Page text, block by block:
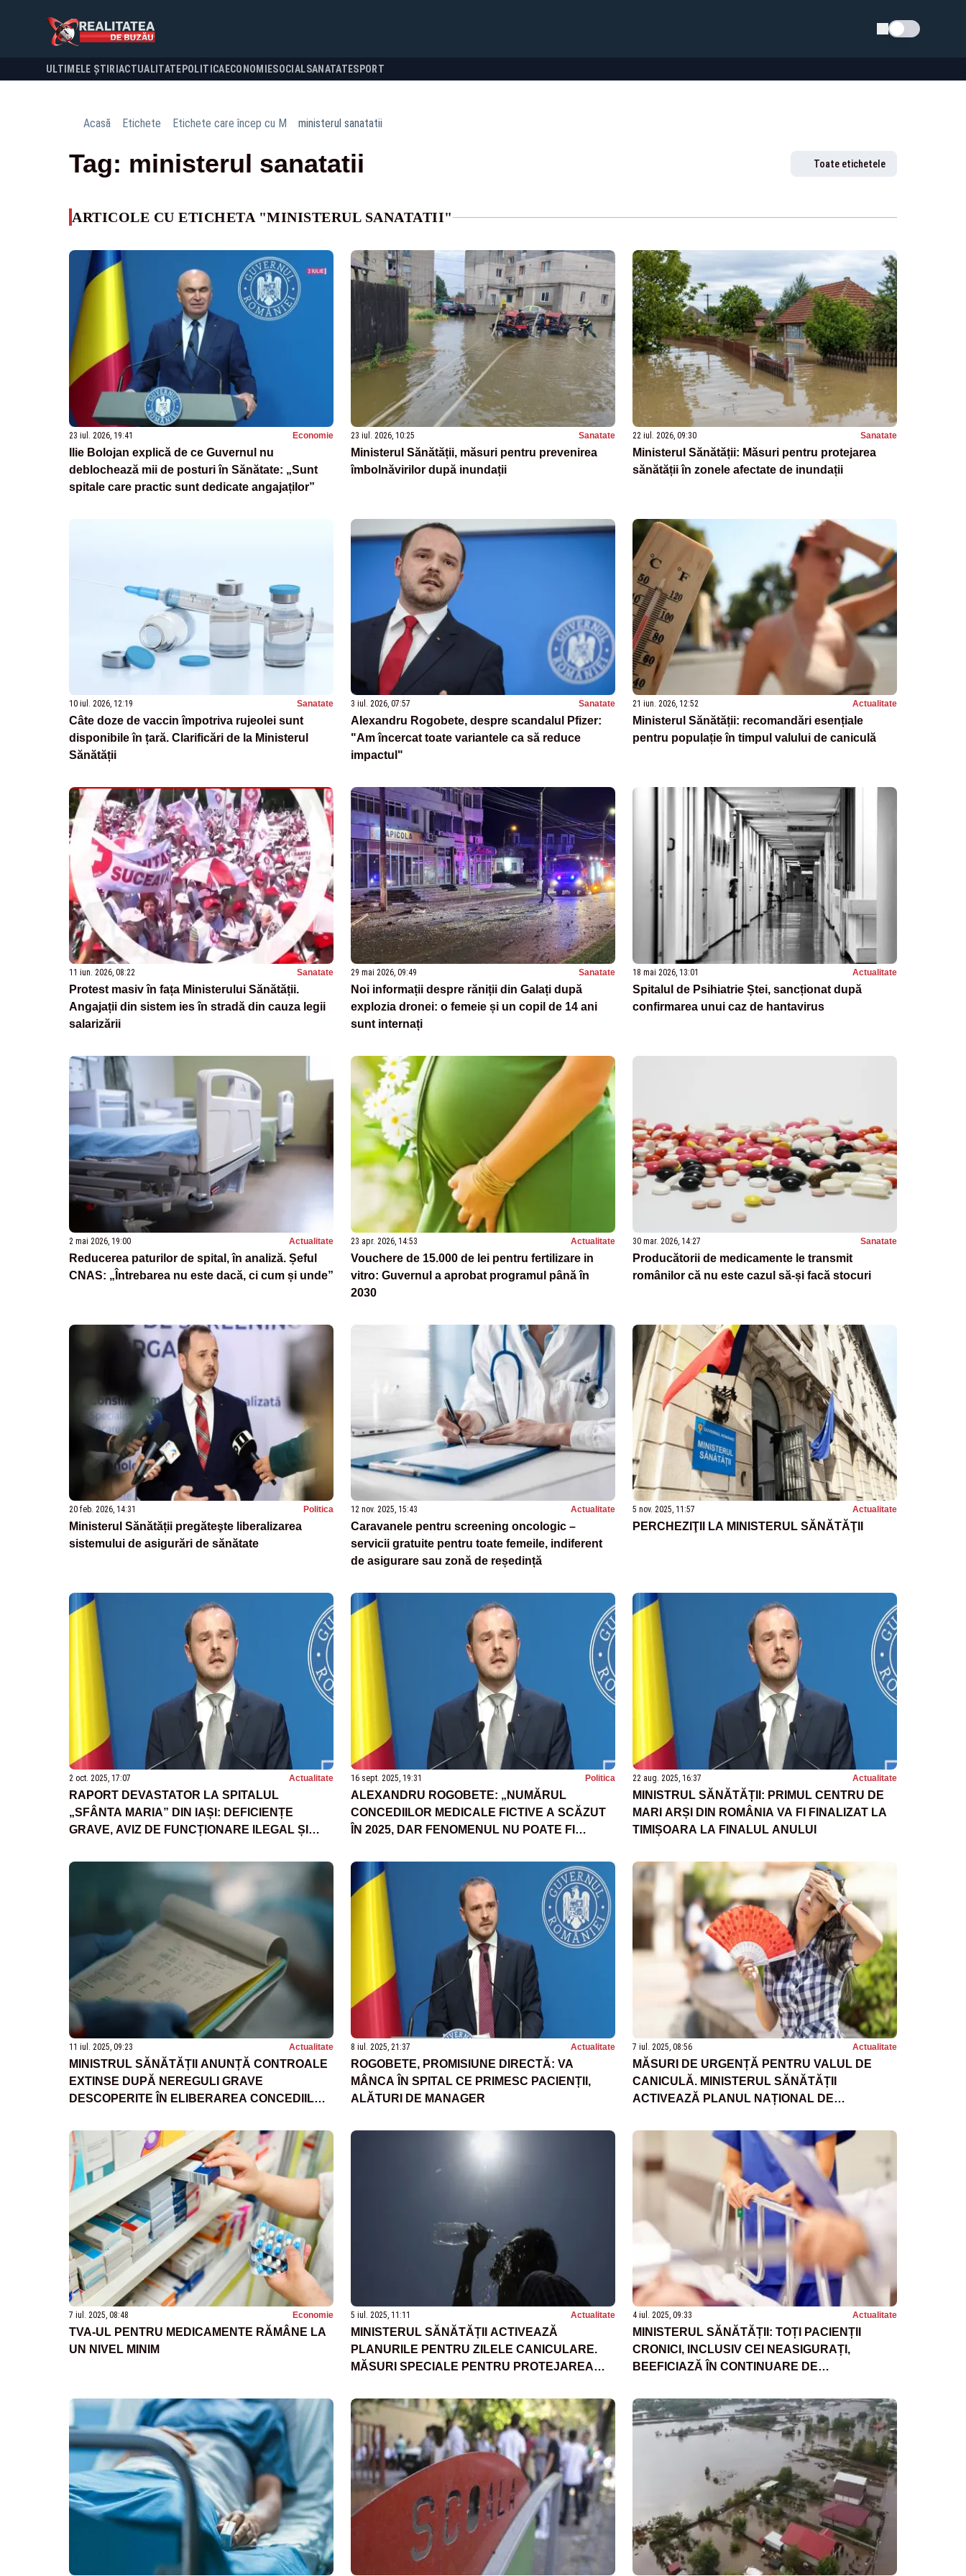
Schimba tema
ULTIMELE ȘTIRI ACTUALITATE POLITICA ECONOMIESOCIALSANATATESPORT
Acasă Etichete Etichete care încep cu M ministerul sanatatii
Tag: ministerul sanatatii Toate etichetele
ARTICOLE CU ETICHETA "MINISTERUL SANATATII"
23 iul. 2026, 19:41 Economie
Ilie Bolojan explică de ce Guvernul nu
deblochează mii de posturi în Sănătate: „Sunt
spitale care practic sunt dedicate angajaților”
23 iul. 2026, 10:25 Sanatate
Ministerul Sănătății, măsuri pentru prevenirea
îmbolnăvirilor după inundații
22 iul. 2026, 09:30 Sanatate
Ministerul Sănătății: Măsuri pentru protejarea
sănătății în zonele afectate de inundații
10 iul. 2026, 12:19 Sanatate
Câte doze de vaccin împotriva rujeolei sunt
disponibile în țară. Clarificări de la Ministerul
Sănătății
3 iul. 2026, 07:57 Sanatate
Alexandru Rogobete, despre scandalul Pfizer:
"Am încercat toate variantele ca să reduce
impactul"
21 iun. 2026, 12:52 Actualitate
Ministerul Sănătății: recomandări esențiale
pentru populație în timpul valului de caniculă
11 iun. 2026, 08:22 Sanatate
Protest masiv în fața Ministerului Sănătății.
Angajații din sistem ies în stradă din cauza legii
salarizării
29 mai 2026, 09:49 Sanatate
Noi informații despre răniții din Galați după
explozia dronei: o femeie și un copil de 14 ani
sunt internați
18 mai 2026, 13:01 Actualitate
Spitalul de Psihiatrie Ștei, sancționat după
confirmarea unui caz de hantavirus
2 mai 2026, 19:00 Actualitate
Reducerea paturilor de spital, în analiză. Șeful
CNAS: „Întrebarea nu este dacă, ci cum și unde”
23 apr. 2026, 14:53 Actualitate
Vouchere de 15.000 de lei pentru fertilizare in
vitro: Guvernul a aprobat programul până în
2030
30 mar. 2026, 14:27 Sanatate
Producătorii de medicamente le transmit
românilor că nu este cazul să-și facă stocuri
20 feb. 2026, 14:31 Politica
Ministerul Sănătății pregăteşte liberalizarea
sistemului de asigurări de sănătate
12 nov. 2025, 15:43 Actualitate
Caravanele pentru screening oncologic –
servicii gratuite pentru toate femeile, indiferent
de asigurare sau zonă de reședință
5 nov. 2025, 11:57 Actualitate
PERCHEZIŢII LA MINISTERUL SĂNĂTĂŢII
2 oct. 2025, 17:07 Actualitate
RAPORT DEVASTATOR LA SPITALUL
„SFÂNTA MARIA” DIN IAȘI: DEFICIENȚE
GRAVE, AVIZ DE FUNCȚIONARE ILEGAL ȘI
16 sept. 2025, 19:31 Politica
ALEXANDRU ROGOBETE: „NUMĂRUL
CONCEDIILOR MEDICALE FICTIVE A SCĂZUT
ÎN 2025, DAR FENOMENUL NU POATE FI
22 aug. 2025, 16:37 Actualitate
MINISTRUL SĂNĂTĂȚII: PRIMUL CENTRU DE
MARI ARȘI DIN ROMÂNIA VA FI FINALIZAT LA
TIMIȘOARA LA FINALUL ANULUI
11 iul. 2025, 09:23 Actualitate
MINISTRUL SĂNĂTĂȚII ANUNȚĂ CONTROALE
EXTINSE DUPĂ NEREGULI GRAVE
DESCOPERITE ÎN ELIBERAREA CONCEDIILOR
8 iul. 2025, 21:37 Actualitate
ROGOBETE, PROMISIUNE DIRECTĂ: VA
MÂNCA ÎN SPITAL CE PRIMESC PACIENȚII,
ALĂTURI DE MANAGER
7 iul. 2025, 08:56 Actualitate
MĂSURI DE URGENȚĂ PENTRU VALUL DE
CANICULĂ. MINISTERUL SĂNĂTĂȚII
ACTIVEAZĂ PLANUL NAȚIONAL DE
7 iul. 2025, 08:48 Economie
TVA-UL PENTRU MEDICAMENTE RĂMÂNE LA
UN NIVEL MINIM
5 iul. 2025, 11:11 Actualitate
MINISTERUL SĂNĂTĂȚII ACTIVEAZĂ
PLANURILE PENTRU ZILELE CANICULARE.
MĂSURI SPECIALE PENTRU PROTEJAREA
4 iul. 2025, 09:33 Actualitate
MINISTERUL SĂNĂTĂȚII: TOȚI PACIENȚII
CRONICI, INCLUSIV CEI NEASIGURAȚI,
BEEFICIAZĂ ÎN CONTINUARE DE
NAȚIONALE DE SĂNĂTATE